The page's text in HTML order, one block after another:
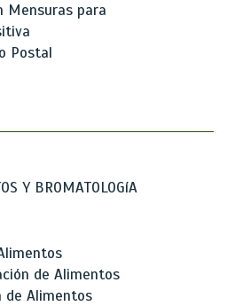
Mensuras para
Postal
Y BROMATOLOGíA
de Alimentos
de Alimentos